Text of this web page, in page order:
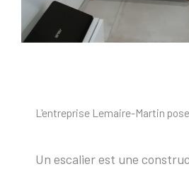
L'entreprise Lemaire-Martin
Un escalier est une